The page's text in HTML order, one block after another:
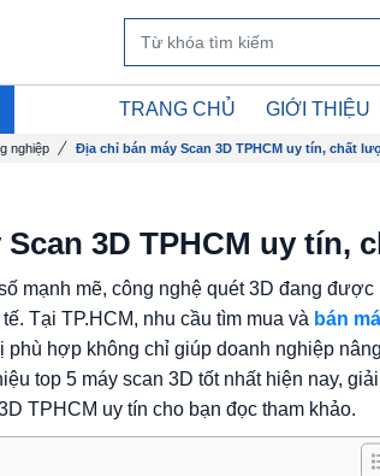
TRANG CHỦ GIỚI THIỆU
nghiệp Địa chỉ bán máy Scan 3D TPHCM uy tín, chất
3D TPHCM uy tín,
mạnh mẽ, công nghệ quét 3D đang
Tại TP.HCM, nhu cầu tìm mua và bán
hợp không chỉ giúp doanh nghiệp
top 5 máy scan 3D tốt nhất hiện nay,
TPHCM uy tín cho bạn đọc tham khảo.